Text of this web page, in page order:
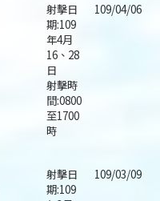
射擊日
期:109
年4月
16、28
日
射擊時
間:0800
至1700
時
109/04/06
射擊日
期:109
109/03/09